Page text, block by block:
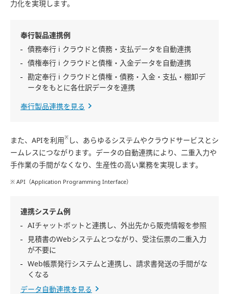
力化を実現します。
奉行製品連携例
債務奉行 i クラウドと債務・支払データを自動連携
債権奉行 i クラウドと債権・入金データを自動連携
勘定奉行 i クラウドと債権・債務・入金・支払・棚卸デ
ータをもとに各仕訳データを連携
奉行製品連携を見る
また、APIを利用 ※ し、あらゆるシステムやクラウドサービスとシ
ームレスにつながります。データの自動連携により、二重入力や
手作業の手間がなくなり、生産性の高い業務を実現します。
※ API（Application Programming Interface）
連携システム例
AIチャットボットと連携し、外出先から販売情報を参照
見積書のWebシステムとつながり、受注伝票の二重入力
が不要に
Web帳票発行システムと連携し、請求書発送の手間がな
くなる
データ自動連携を見る